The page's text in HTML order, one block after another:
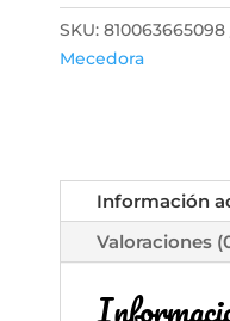
Mecedora
Portátil
SKU: 810063665098
Mecedora
Información
Valoraciones